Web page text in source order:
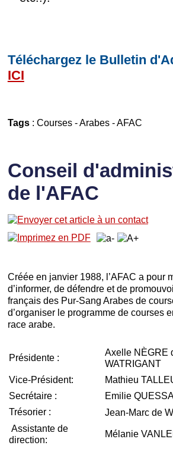
Téléchargez le Bulletin
ICI
Tags: Courses-Arabes-AFAC
Conseil
de l'AFAC
Créée en janvier 1988, l’AFAC a pour
d’informer, de défendre et de
français des Pur-Sang Arabes de
d’organiser le programme de courses
race arabe.
Présidente :
Axelle NÈGRE
WATRIGANT
Vice-Président:
Mathieu
Secrétaire :
Emilie
Trésorier :
Jean-Marc de
Assistante de
direction:
Mélanie